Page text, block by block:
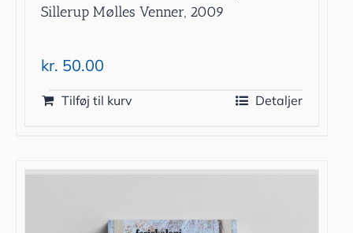
Sillerup Mølles Venner, 2009
kr. 50.00
Tilføj til kurv Detaljer